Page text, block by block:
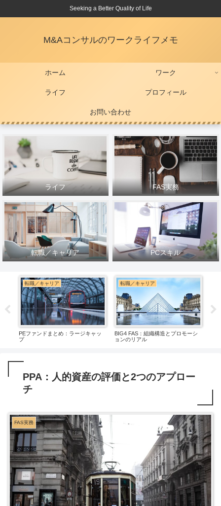
Seeking a Better Quality of Life
M&Aコンサルのワークライフメモ
ホーム ワーク
ライフ プロフィール
お問い合わせ
ライフ FAS実務
転職／キャリア PCスキル
転職／キャリア
PEファンドまとめ：ラージキャッ
プ
転職／キャリア
BIG4 FAS：組織構造とプロモーシ
ョンのリアル
PPA：人的資産の評価と2つのアプロー
チ
FAS実務